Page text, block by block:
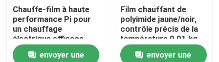
Visite d'usine
Contrôle de qualité
Chauffe-film à haute
performance Pi pour
un chauffage
électrique efficace
envoyer une
Film chauffant de
polyimide jaune/noir,
contrôle précis de la
température 0,01 kg
envoyer une